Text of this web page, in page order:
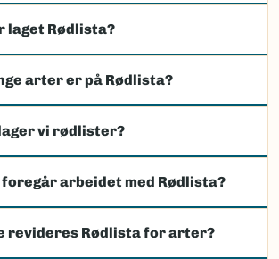
laget Rødlista?
arter er på Rødlista?
vi rødlister?
foregår arbeidet med Rødlista?
revideres Rødlista for arter?